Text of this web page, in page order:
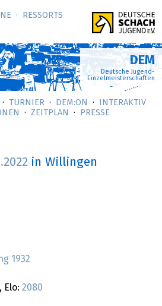
RESSORTS
DEM
Deutsche Jugend-
Einzelmeisterschaften
TURNIER DEM:ON
INTERAKTIV
ZEITPLAN PRESSE
in Willingen
1932
Elo: 2080